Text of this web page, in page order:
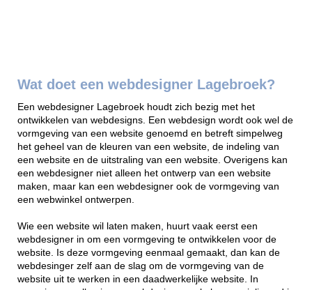
Wat doet een webdesigner Lagebroek?
Een webdesigner Lagebroek houdt zich bezig met het
ontwikkelen van webdesigns. Een webdesign wordt ook wel de
vormgeving van een website genoemd en betreft simpelweg
het geheel van de kleuren van een website, de indeling van
een website en de uitstraling van een website. Overigens kan
een webdesigner niet alleen het ontwerp van een website
maken, maar kan een webdesigner ook de vormgeving van
een webwinkel ontwerpen.
Wie een website wil laten maken, huurt vaak eerst een
webdesigner in om een vormgeving te ontwikkelen voor de
website. Is deze vormgeving eenmaal gemaakt, dan kan de
webdesinger zelf aan de slag om de vormgeving van de
website uit te werken in een daadwerkelijke website. In